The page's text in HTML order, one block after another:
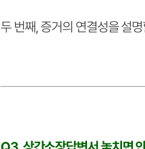
두 번째, 증거의 연결성을 설